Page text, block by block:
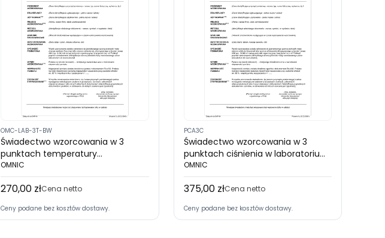
OMC-LAB-3T-BW
Świadectwo wzorcowania w 3
punktach temperatury
rejestratorów bez wyświetlacza
(akredytacja PCA)
OMNIC
Cena
270,00 złCena netto
Ceny podane bez kosztów dostawy.
PCA3C
Świadectwo wzorcowania w 3
punktach ciśnienia w laboratorium
z akredytacją PCA (zakres 50 ÷
5000 mbar)
OMNIC
Cena
375,00 złCena netto
Ceny podane bez kosztów dostawy.